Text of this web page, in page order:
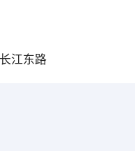
江东路